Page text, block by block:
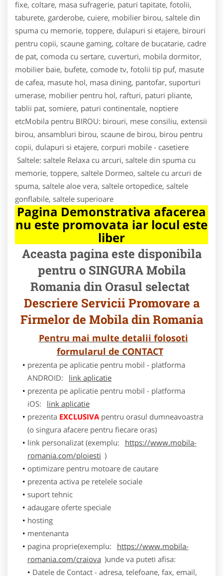
fixe, coltare, masa sufragerie, paturi tapitate, fotolii,
taburete, garderobe, cuiere, mobilier birou, saltele din
spuma cu memorie, toppere, dulapuri si etajere, birouri
pentru copii, scaune gaming, coltare de bucatarie, cadre
de pat, comoda cu sertare, cuverturi, mobila dormitor,
mobilier baie, bufete, comode tv, fotolii tip puf, masute
de cafea, masute hol, masa dining, pantofar, suporturi
umerase, mobilier pentru hol, rafturi, paturi pliante,
tablii pat, somiere, paturi continentale, noptiere
etcMobila pentru BIROU: birouri, mese consiliu, extensii
birou, ansambluri birou, scaune de birou, birou pentru
copii, dulapuri si etajere, corpuri mobile - casetiere
Saltele: saltele Relaxa cu arcuri, saltele din spuma cu
memorie, toppere, saltele Dormeo, saltele cu arcuri de
spuma, saltele aloe vera, saltele ortopedice, saltele
gonflabile, saltele superioare
Pagina Demonstrativa afacerea
nu este promovata iar locul este
liber
Aceasta pagina este disponibila
pentru o SINGURA Mobila
Romania din Orasul selectat
Descriere Servicii Promovare a
Firmelor de Mobila din Romania
Pentru mai multe detalii folosoti
formularul de CONTACT
prezenta pe aplicatie pentru mobil - platforma
ANDROID:
link aplicatie
prezenta pe aplicatie pentru mobil - platforma
iOS:
link aplicatie
prezenta EXCLUSIVApentru orasul dumneavoastra
(o singura afacere pentru fiecare oras)
link personalizat (exemplu:
https://www.mobila-
romania.com/ploiesti )
optimizare pentru motoare de cautare
prezenta activa pe retelele sociale
suport tehnic
adaugare oferte speciale
hosting
mentenanta
pagina proprie(exemplu:
https://www.mobila-
romania.com/craiova )unde va puteti afisa:
Datele de Contact - adresa, telefoane, fax, email,